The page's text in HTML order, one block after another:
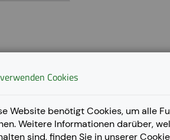
Cookies
Website benötigt Cookies, um alle
Weitere Informationen darüber,
sind, finden Sie in unserer